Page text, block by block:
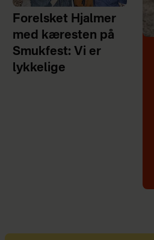
Forelsket Hjalmer
med kæresten på
Smukfest: Vi er
lykkelige